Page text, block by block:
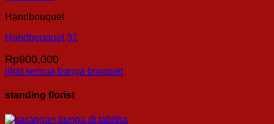
Handbouquet
Handbouquet 31
Rp900,000
lihat semua bunga bouquet
standing florist